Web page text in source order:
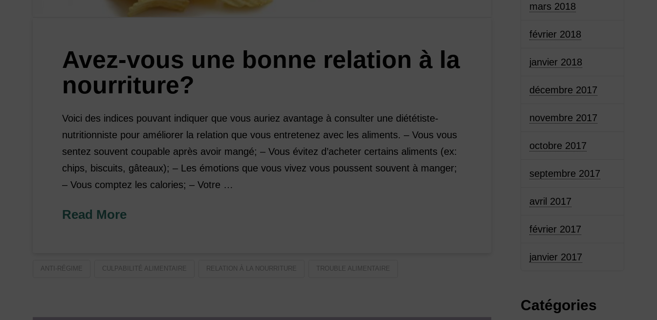
Avez-vous une bonne relation à la
nourriture?
Voici des indices pouvant indiquer que vous auriez avantage à consulter une diététiste-
nutritionniste pour améliorer la relation que vous entretenez avec les aliments. – Vous vous
sentez souvent coupable après avoir mangé; – Vous évitez d’acheter certains aliments (ex:
chips, biscuits, gâteaux); – Les émotions que vous vivez vous poussent souvent à manger;
– Vous comptez les calories; – Votre …
Read More
ANTI-RÉGIME CULPABILITÉ ALIMENTAIRE RELATION À LA NOURRITURE TROUBLE ALIMENTAIRE
mars 2018
février 2018
janvier 2018
décembre 2017
novembre 2017
octobre 2017
septembre 2017
avril 2017
février 2017
janvier 2017
Catégories